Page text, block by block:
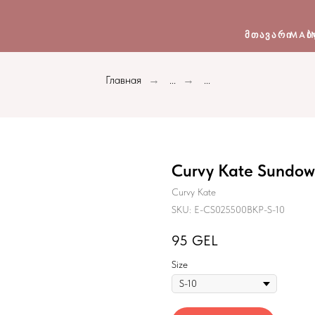
ᲛᲗᲐᲕᲐᲠᲘ
Главная → ... → ...
Curvy Kate
Curvy Kate
SKU: E-CS025500BKP-S-10
95 GEL
Size